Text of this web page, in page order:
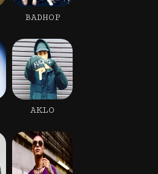
BADHOP
AKLO